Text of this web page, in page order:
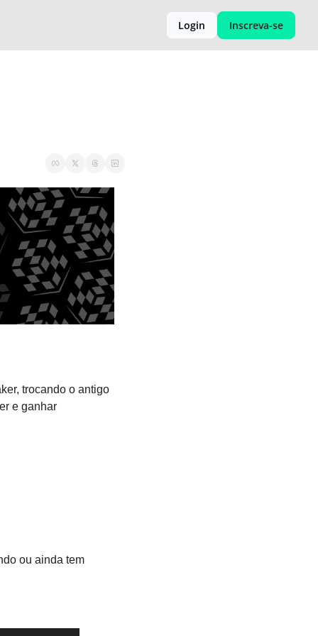
Login Inscreva-se
trocando o antigo
e ganhar
ou ainda tem